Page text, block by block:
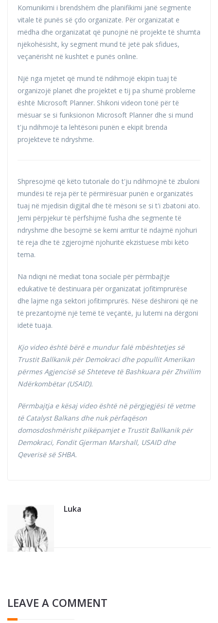
Komunikimi i brendshëm dhe planifikimi janë segmente
vitale të punës së çdo organizate. Për organizatat e
mëdha dhe organizatat që punojnë në projekte të shumta
njëkohësisht, ky segment mund të jetë pak sfidues,
veçanërisht në kushtet e punës online.
Një nga mjetet që mund të ndihmojë ekipin tuaj të
organizojë planet dhe projektet e tij pa shumë probleme
është Microsoft Planner. Shikoni videon tonë për të
mësuar se si funksionon Microsoft Planner dhe si mund
t'ju ndihmojë ta lehtësoni punën e ekipit brenda
projekteve të ndryshme.
Shpresojmë që këto tutoriale do t'ju ndihmojnë të zbuloni
mundësi të reja për të përmirësuar punën e organizatës
tuaj në mjedisin digjital dhe të mësoni se si t'i zbatoni ato.
Jemi përpjekur të përfshijmë fusha dhe segmente të
ndryshme dhe besojmë se kemi arritur të ndajmë njohuri
të reja dhe të zgjerojmë njohuritë ekzistuese mbi këto
tema.
Na ndiqni në mediat tona sociale për përmbajtje
edukative të destinuara për organizatat jofitimprurëse
dhe lajme nga sektori jofitimprurës. Nëse dëshironi që ne
të prezantojmë një temë të veçantë, ju lutemi na dërgoni
idetë tuaja.
Kjo video është bërë e mundur falë mbështetjes së
Trustit Ballkanik për Demokraci dhe popullit Amerikan
përmes Agjencisë së Shteteve të Bashkuara për Zhvillim
Ndërkombëtar (USAID).
Përmbajtja e kësaj video është në përgjegjësi të vetme
të Catalyst Balkans dhe nuk përfaqëson
domosdoshmërisht pikëpamjet e Trustit Ballkanik për
Demokraci, Fondit Gjerman Marshall, USAID dhe
Qeverisë së SHBA.
Luka
LEAVE A COMMENT